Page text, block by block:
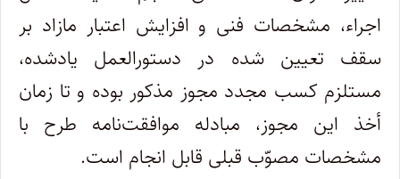
اجراء، مشخصات فنی و افزایش اعتبار مازاد بر
سقف تعیین شده در دستورالعمل یادشده،
مستلزم کسب مجدد مجوز مذکور بوده و تا زمان
أخذ این مجوز، مبادله موافقت‌نامه طرح با
مشخصات مصوّب قبلی قابل انجام است.